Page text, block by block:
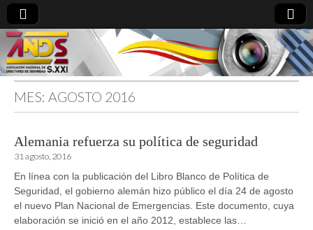
MES: AGOSTO 2016
Alemania refuerza su política de seguridad
31 agosto, 2016
En línea con la publicación del Libro Blanco de Política de
Seguridad, el gobierno alemán hizo público el día 24 de agosto
el nuevo Plan Nacional de Emergencias. Este documento, cuya
elaboración se inició en el año 2012, establece las…